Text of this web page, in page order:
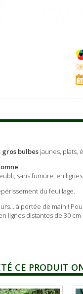
gros bulbes jaunes, plats,
sans fumure, en
du feuillage.
à portée de main !
lignes distantes de 30
CE PRODUIT